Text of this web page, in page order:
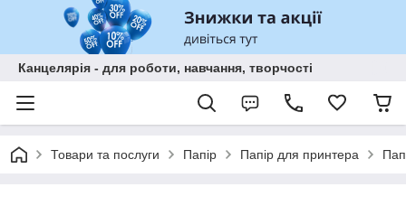
Канцелярія - для роботи, навчання, творчості
Товари та послуги Папір Папір для принтера